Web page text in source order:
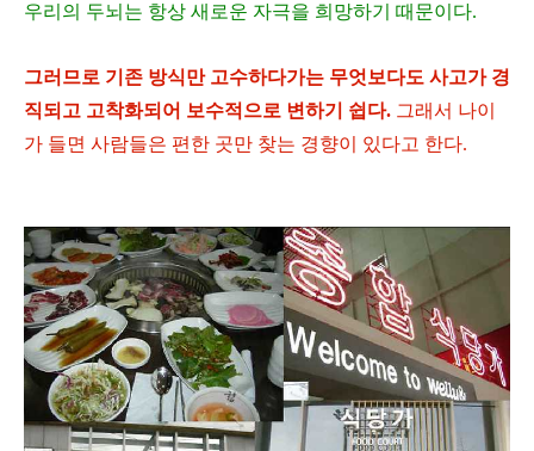
우리의 두뇌는 항상 새로운 자극을 희망하기 때문이다.
그러므로 기존 방식만 고수하다가는 무엇보다도 사고가 경
직되고 고착화되어 보수적으로 변하기 쉽다. 그래서 나이
가 들면 사람들은 편한 곳만 찾는 경향이 있다고 한다.